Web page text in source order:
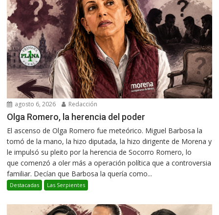
agosto 6, 2026 Redacción
Olga Romero, la herencia del poder
El ascenso de Olga Romero fue meteórico. Miguel Barbosa la
tomó de la mano, la hizo diputada, la hizo dirigente de Morena y
le impulsó su pleito por la herencia de Socorro Romero, lo
que comenzó a oler más a operación política que a controversia
familiar. Decían que Barbosa la quería como...
Destacadas Las Serpientes